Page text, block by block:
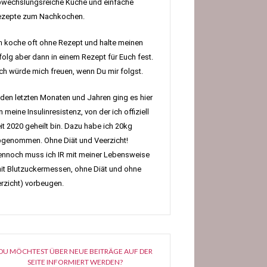
Küche und einfache
zum Nachkochen.
koche oft ohne Rezept und halte meinen
aber dann in einem Rezept für Euch fest.
würde mich freuen, wenn Du mir folgst.
letzten Monaten und Jahren ging es hier
meine Insulinresistenz, von der ich offiziell
2020 geheilt bin. Dazu habe ich 20kg
Ohne Diät und Veerzicht!
muss ich IR mit meiner Lebensweise
Blutzuckermessen, ohne Diät und ohne
vorbeugen.
MÖCHTEST ÜBER NEUE BEITRÄGE AUF DER
SEITE INFORMIERT WERDEN?